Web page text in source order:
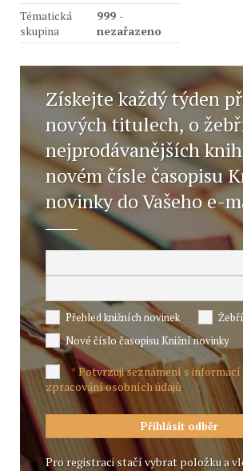
Tématická
skupina
999 -
nezařazeno
Získejte každý týden
nových titulech, o
nejprodávanějších
novém čísle časopisu
novinky do Vašeho e-
Přehled knižních novinek
Nové číslo časopisu Knižní novinky
*Potvrzuji seznámení s informací
zpracování osobních údajů
Pro registraci stačí vybrat položku a